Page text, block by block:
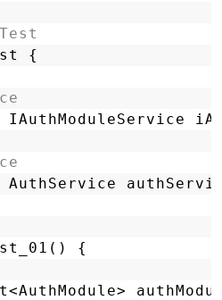
{
IAuthModuleService
AuthService
{